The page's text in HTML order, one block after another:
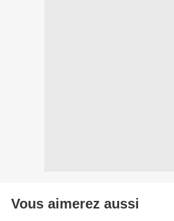
Vous aimerez aussi